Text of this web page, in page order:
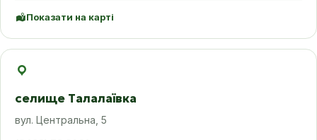
Показати на карті
селище Талалаївка
вул. Центральна, 5